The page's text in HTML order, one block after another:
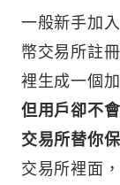
一般新手加
幣交易所註
裡生成一個
但用戶卻不
交易所替你
交易所裡面，